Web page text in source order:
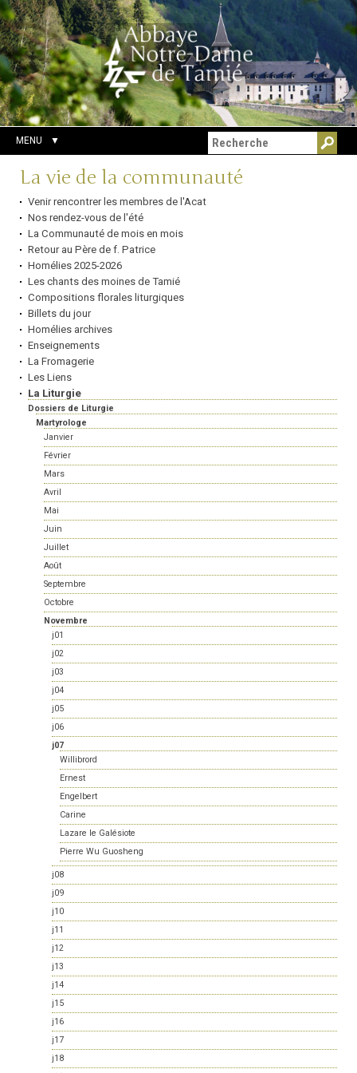
Aller
au
contenu.
|
Aller
à
la
navigation
Outils
personnels
Chercher par
Recherche
avancée…
MENU
Navigation
La vie de la communauté
Venir rencontrer les membres de l'Acat
Nos rendez-vous de l'été
La Communauté de mois en mois
Retour au Père de f. Patrice
Homélies 2025-2026
Les chants des moines de Tamié
Compositions florales liturgiques
Billets du jour
Homélies archives
Enseignements
La Fromagerie
Les Liens
La Liturgie
Dossiers de Liturgie
Martyrologe
Janvier
Février
Mars
Avril
Mai
Juin
Juillet
Août
Septembre
Octobre
Novembre
j01
j02
j03
j04
j05
j06
j07
Willibrord
Ernest
Engelbert
Carine
Lazare le Galésiote
Pierre Wu Guosheng
j08
j09
j10
j11
j12
j13
j14
j15
j16
j17
j18